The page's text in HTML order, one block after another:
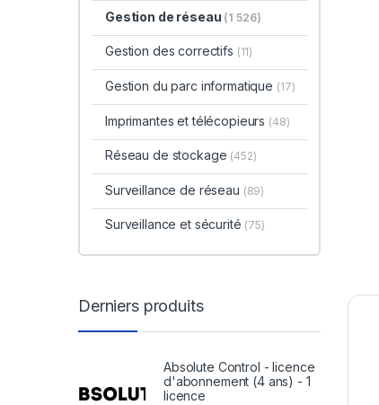
Gestion de réseau (1 526)
Gestion des correctifs (11)
Gestion du parc informatique (17)
Imprimantes et télécopieurs (48)
Réseau de stockage (452)
Surveillance de réseau (89)
Surveillance et sécurité (75)
Derniers produits
Absolute Control - licence
d'abonnement (4 ans) - 1
licence